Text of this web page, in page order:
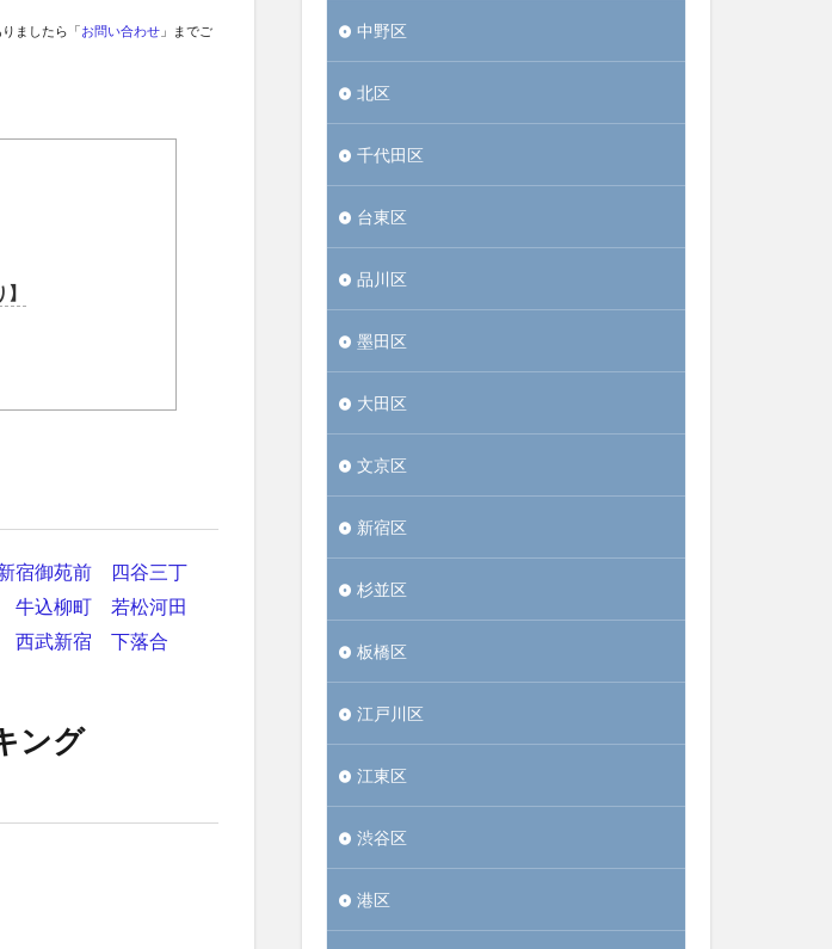
ましたら「お問い合わせ 」までご
宿御苑前
四谷三丁
牛込柳町
若松河田
西武新宿 下落合
ング
中野区
北区
千代田区
台東区
品川区
墨田区
大田区
文京区
新宿区
杉並区
板橋区
江戸川区
江東区
渋谷区
港区